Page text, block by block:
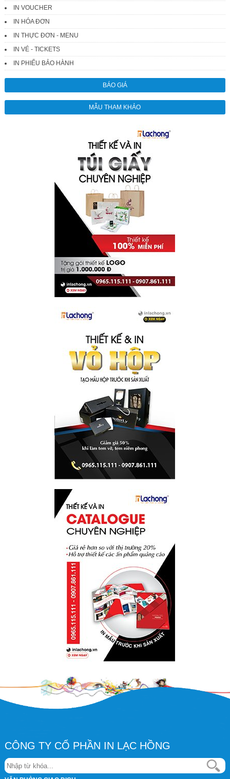
IN VOUCHER
IN HÓA ĐƠN
IN THỰC ĐƠN - MENU
IN VÉ - TICKETS
IN PHIẾU BẢO HÀNH
BÁO GIÁ
MẪU THAM KHẢO
CÔNG TY CỔ PHẦN IN LẠC HỒNG